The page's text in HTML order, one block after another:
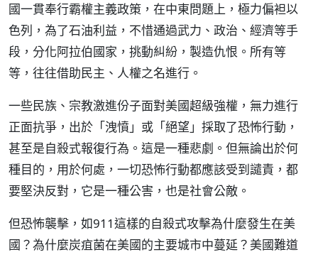
國一貫奉行霸權主義政策，在中東問題上，極力偏袒以
色列，為了石油利益，不惜通過武力、政治、經濟等手
段，分化阿拉伯國家，挑動糾紛，製造仇恨。所有等
等，往往借助民主、人權之名進行。
一些民族、宗教激進份子面對美國超級強權，無力進行
正面抗爭，出於「洩憤」或「絕望」採取了恐怖行動，
甚至是自殺式報復行為。這是一種悲劇。但無論出於何
種目的，用於何處，一切恐怖行動都應該受到譴責，都
要堅決反對，它是一種公害，也是社會公敵。
但恐怖襲擊，如911這樣的自殺式攻擊為什麼發生在美
國？為什麼炭疽菌在美國的主要城市中蔓延？美國難道